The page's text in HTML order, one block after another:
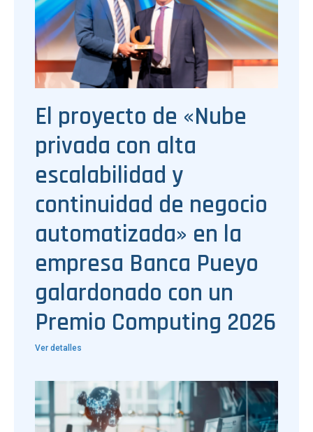
El proyecto de «Nube
privada con alta
escalabilidad y
continuidad de negocio
automatizada» en la
empresa Banca Pueyo
galardonado con un
Premio Computing 2026
Ver detalles